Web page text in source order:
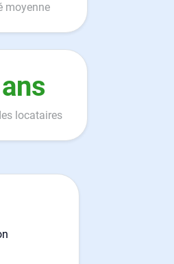
moyenne
locataires